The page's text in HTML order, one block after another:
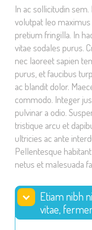
In ac sollicitudin
volutpat leo
pretium fringilla. In
vitae sodales purus.
nec laoreet sapien
purus, et faucibus
ac blandit dolor.
commodo. Integer
pulvinar a odio.
tristique arcu et
ultricies ac ante
Pellentesque
netus et malesuada
Etiam nibh
vitae,